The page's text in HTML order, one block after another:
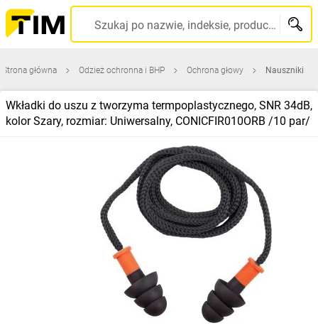
Szukaj po nazwie, indeksie, producencie, kodzie kreskowym...
Strona główna Odzież ochronna i BHP Ochrona głowy Nauszniki
Wkładki do uszu z tworzyma termpoplastycznego, SNR 34dB,
kolor Szary, rozmiar: Uniwersalny, CONICFIR010ORB /10 par/